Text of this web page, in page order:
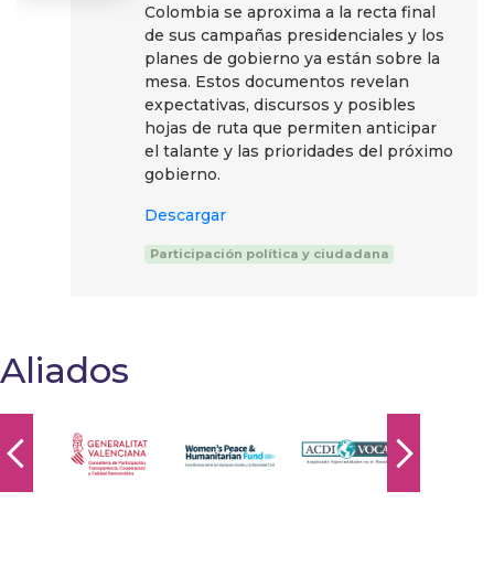
Colombia se aproxima a la recta final
de sus campañas presidenciales y los
planes de gobierno ya están sobre la
mesa. Estos documentos revelan
expectativas, discursos y posibles
hojas de ruta que permiten anticipar
el talante y las prioridades del próximo
gobierno.
Descargar
Participación política y ciudadana
Aliados